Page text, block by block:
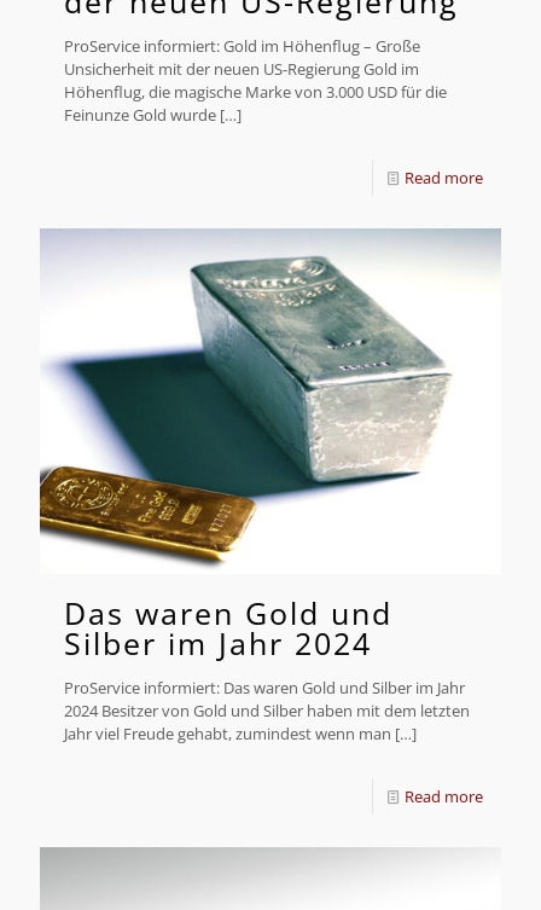
ProService informiert: Gold im Höhenflug – Große
Unsicherheit mit der neuen US-Regierung Gold im
Höhenflug, die magische Marke von 3.000 USD für die
Feinunze Gold wurde […]
Read more
Das waren Gold und
Silber im Jahr 2024
ProService informiert: Das waren Gold und Silber im Jahr
2024 Besitzer von Gold und Silber haben mit dem letzten
Jahr viel Freude gehabt, zumindest wenn man […]
Read more